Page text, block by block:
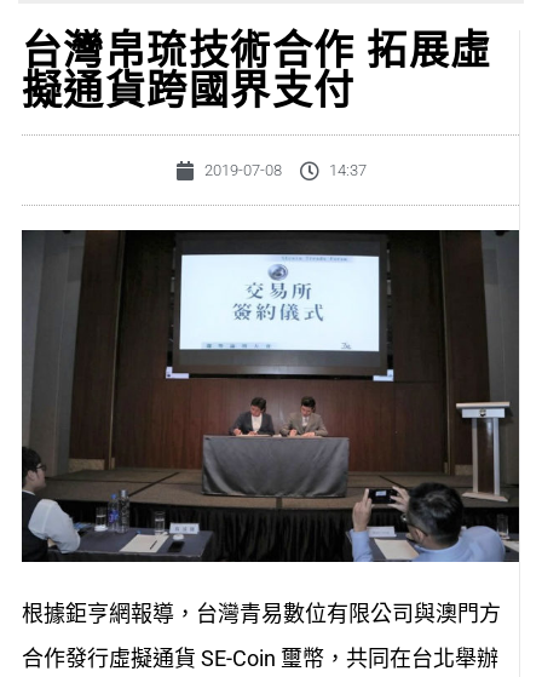
台灣帛琉技術合作 拓展虛
擬通貨跨國界支付
2019-07-08 14:37
根據鉅亨網報導，台灣青易數位有限公司與澳門方
合作發行虛擬通貨 SE-Coin 璽幣，共同在台北舉辦